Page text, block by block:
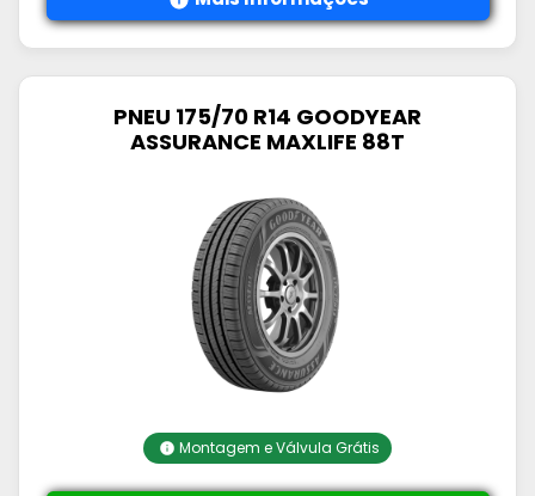
PNEU 175/70 R14 GOODYEAR
ASSURANCE MAXLIFE 88T
Montagem e Válvula Grátis